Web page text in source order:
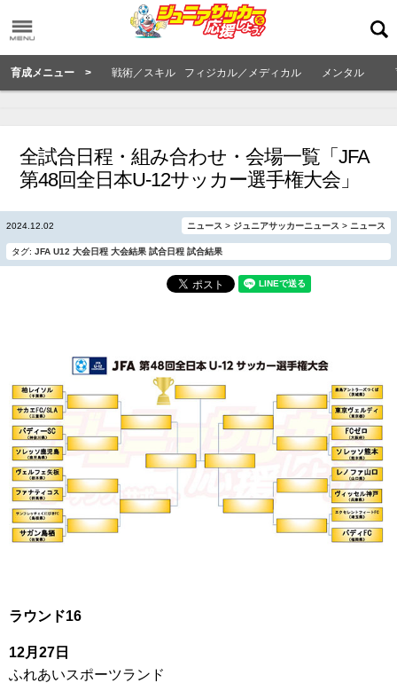
育成メニュー > 戦術／スキル フィジカル／メディカル メンタル
全試合日程・組み合わせ・会場一覧「JFA
第48回全日本U-12サッカー選手権大会」
2024.12.02 ニュース > ジュニアサッカーニュース > ニュース
タグ: JFA U12 大会日程 大会結果 試合日程 試合結果
ラウンド16
12月27日
ふれあいスポーツランド